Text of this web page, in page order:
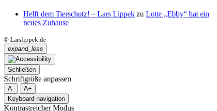
Helft dem Tierschutz! – Lars Lippek zu Lotte „Ebby“ hat ein
neues Zuhause
© Larslippek.de
expand_less
Schließen
Schriftgröße anpassen
A-
A+
Keyboard navigation
Kontrastreicher Modus